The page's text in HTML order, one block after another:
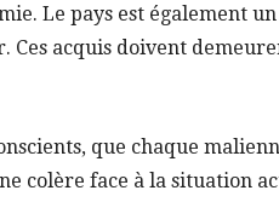
Le pays est également
Ces acquis doivent
que chaque
colère face à la situation